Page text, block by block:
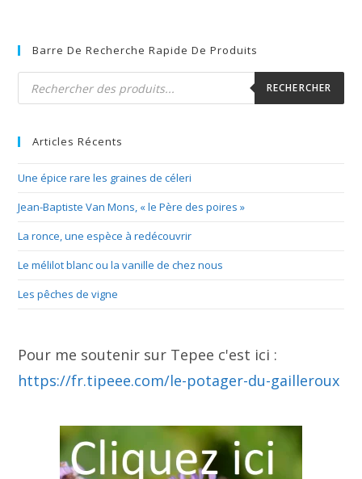
Barre De Recherche Rapide De Produits
Recherche
produits
RECHERCHER
Articles Récents
Une épice rare les graines de céleri
Jean-Baptiste Van Mons, « le Père des poires »
La ronce, une espèce à redécouvrir
Le mélilot blanc ou la vanille de chez nous
Les pêches de vigne
Pour me soutenir sur Tepee c'est ici :
https://fr.tipeee.com/le-potager-du-gailleroux